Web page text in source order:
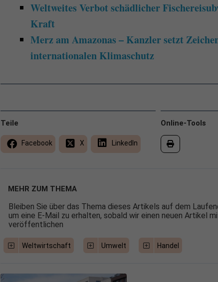
Weltweites Verbot schädlicher
Kraft
Merz am Amazonas – Kanzler setzt
internationalen Klimaschutz
Online-Tools
Teile
Facebook X LinkedIn
MEHR ZUM THEMA
Bleiben Sie über das Thema dieses Artikels auf dem
um eine E-Mail zu erhalten, sobald wir einen neuen Artikel
veröffentlichen
Weltwirtschaft Umwelt Handel